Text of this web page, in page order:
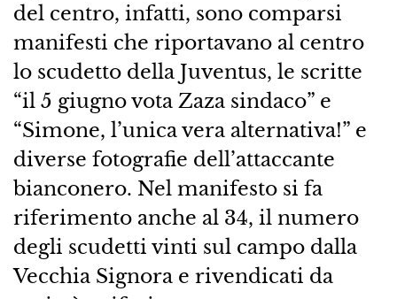
del centro, infatti, sono comparsi
manifesti che riportavano al centro
lo scudetto della Juventus, le scritte
“il 5 giugno vota Zaza sindaco” e
“Simone, l’unica vera alternativa!” e
diverse fotografie dell’attaccante
bianconero. Nel manifesto si fa
riferimento anche al 34, il numero
degli scudetti vinti sul campo dalla
Vecchia Signora e rivendicati da